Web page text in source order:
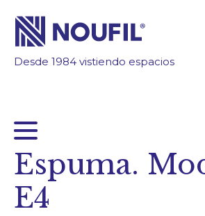
Desde 1984 vistiendo espacios
SOMOS FABRICANTES
TECNOLOGÍA
INSPÍRATE
ÁREA CLIENTES
Empresa
Espuma.
E4